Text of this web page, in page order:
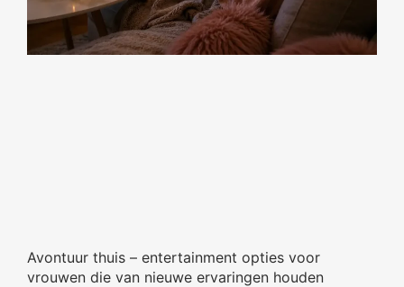
Avontuur thuis – entertainment opties voor
vrouwen die van nieuwe ervaringen houden